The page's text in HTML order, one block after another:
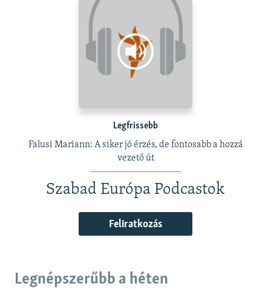
Legfrissebb
Falusi Mariann: A siker jó érzés, de fontosabb a hozzá
vezető út
Szabad Európa Podcastok
Feliratkozás
Legnépszerűbb a héten